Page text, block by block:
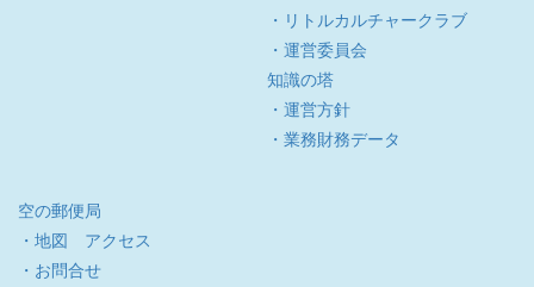
・リトルカルチャークラブ
・運営委員会
知識の塔
・運営方針
・業務財務データ
空の郵便局
・地図 アクセス
・お問合せ